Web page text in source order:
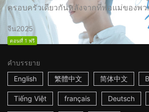
ครอบครัวเดียวกันหลังจากที่พ่อแม่ของพว
จีน2025
ตอนที่ 1 ฟรี
คำบรรยาย
English
繁體中文 简体中文
Tiếng Việt français Deutsch